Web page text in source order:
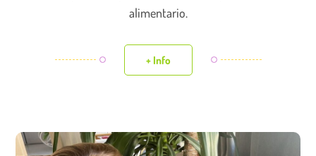
alimentario.
+ Info